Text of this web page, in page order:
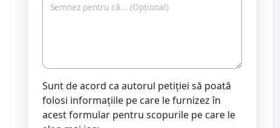
Sunt de acord ca autorul petiției să poată
folosi informațiile pe care le furnizez în
acest formular pentru scopurile pe care le